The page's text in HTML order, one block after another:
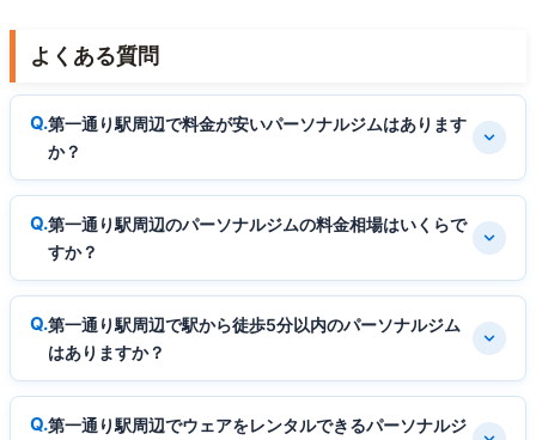
よくある質問
第一通り駅周辺で料金が安いパーソナルジムはあります
か？
第一通り駅周辺のパーソナルジムの料金相場はいくらで
すか？
第一通り駅周辺で駅から徒歩5分以内のパーソナルジム
はありますか？
第一通り駅周辺でウェアをレンタルできるパーソナルジ